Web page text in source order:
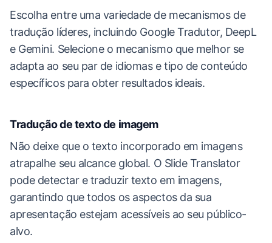
Escolha entre uma variedade de mecanismos de
tradução líderes, incluindo Google Tradutor, DeepL
e Gemini. Selecione o mecanismo que melhor se
adapta ao seu par de idiomas e tipo de conteúdo
específicos para obter resultados ideais.
Tradução de texto de imagem
Não deixe que o texto incorporado em imagens
atrapalhe seu alcance global. O Slide Translator
pode detectar e traduzir texto em imagens,
garantindo que todos os aspectos da sua
apresentação estejam acessíveis ao seu público-
alvo.